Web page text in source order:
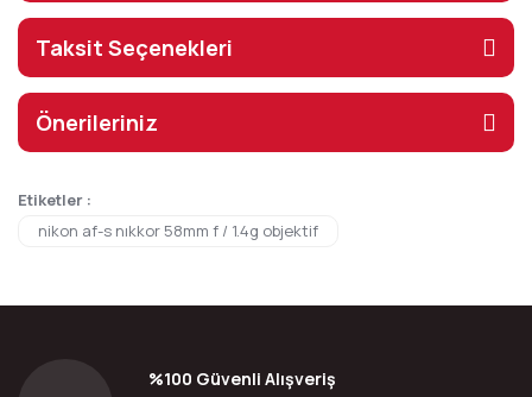
Taksit Seçenekleri
Önerileriniz
Etiketler :
nikon af-s nıkkor 58mm f / 1.4g objektif
%100 Güvenli Alışveriş